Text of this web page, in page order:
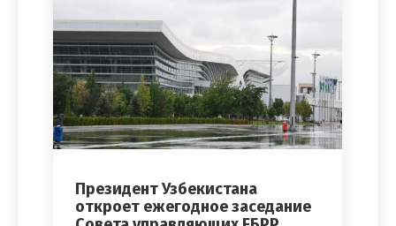
Президент Узбекистана
откроет ежегодное заседание